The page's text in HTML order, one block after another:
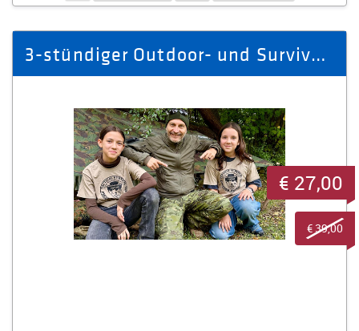
3-stündiger Outdoor- und Survivalkurs
€ 27,00
€ 39,00